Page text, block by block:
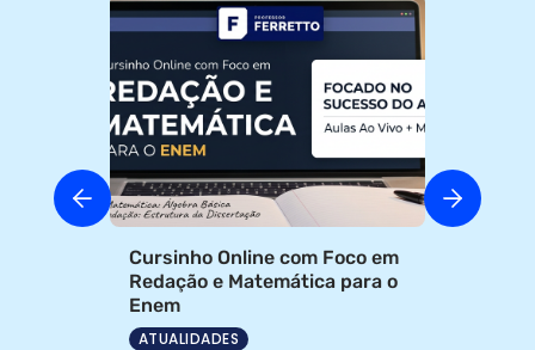
Cursinho Online com Foco em
Redação e Matemática para o
Enem
ATUALIDADES